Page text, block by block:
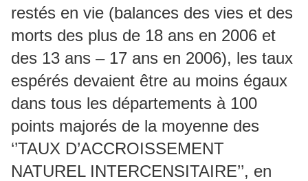
restés en vie (balances des vies et des
morts des plus de 18 ans en 2006 et
des 13 ans – 17 ans en 2006), les taux
espérés devaient être au moins égaux
dans tous les départements à 100
points majorés de la moyenne des
‘’TAUX D’ACCROISSEMENT
NATUREL INTERCENSITAIRE’’, en